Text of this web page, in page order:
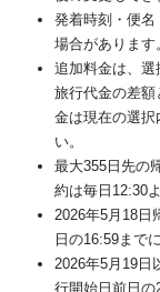
発着時刻・便
場合があります
追加料金は、
旅行代金の差
金は現在の選択
い。
最大355日先の
約は毎日12:30
2026年5月18日
日の16:59まで
2026年5月19日
行開始日前日